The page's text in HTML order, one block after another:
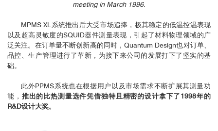
meeting in March 1996.
MPMS XL系统推出后大受市场追捧，极其稳定的低温控温表现
以及超高灵敏度的SQUID器件测量表现，引起了材料物理领域的广
泛关注。在订单量不断创新高的同时，Quantum Design也对订单、
品控、生产管理进行了革新，为接下来公司的发展打下了坚实的基
础。
此外PPMS系统也在根据用户以及市场需求不断扩展其测量功
能， 推出的比热测量选件凭借独特且精密的设计拿下了1998年的
R&D设计大奖。